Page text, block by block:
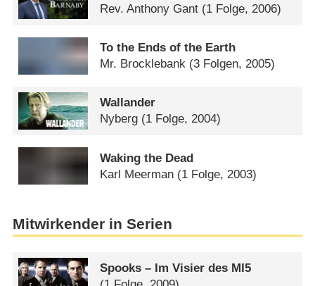
Rev. Anthony Gant (1 Folge, 2006)
To the Ends of the Earth
Mr. Brocklebank (3 Folgen, 2005)
Wallander
Nyberg (1 Folge, 2004)
Waking the Dead
Karl Meerman (1 Folge, 2003)
Mitwirkender in Serien
Spooks – Im Visier des MI5